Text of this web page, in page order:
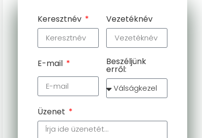
Keresztnév Vezetéknév
E-mail Beszéljünk
erről:
Üzenet